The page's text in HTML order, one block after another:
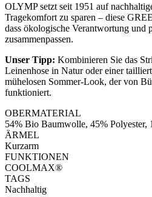
OLYMP setzt seit 1951 auf
Tragekomfort zu sparen – diese
dass ökologische Verantwortung und
zusammenpassen.
Unser Tipp: Kombinieren Sie das
Leinenhose in Natur oder einer
mühelosen Sommer-Look, der von
funktioniert.
OBERMATERIAL
54% Bio Baumwolle, 45% Polyester,
ÄRMEL
Kurzarm
FUNKTIONEN
COOLMAX®
TAGS
Nachhaltig